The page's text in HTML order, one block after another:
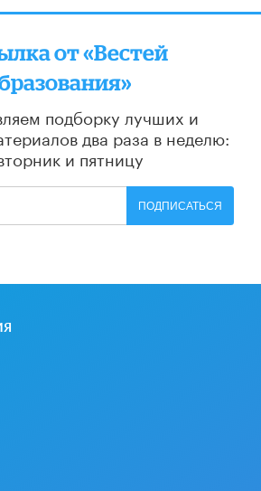
от «Вестей
подборку лучших и
два раза в неделю:
и пятницу
ПОДПИСАТЬСЯ